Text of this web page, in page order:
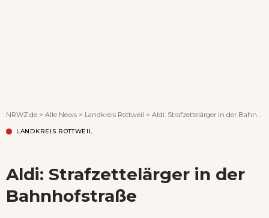
NRWZ.de > Alle News > Landkreis Rottweil > Aldi: Strafzettelärger in der Bahnhofstraße
LANDKREIS ROTTWEIL
Aldi: Strafzettelärger in der
Bahnhofstraße